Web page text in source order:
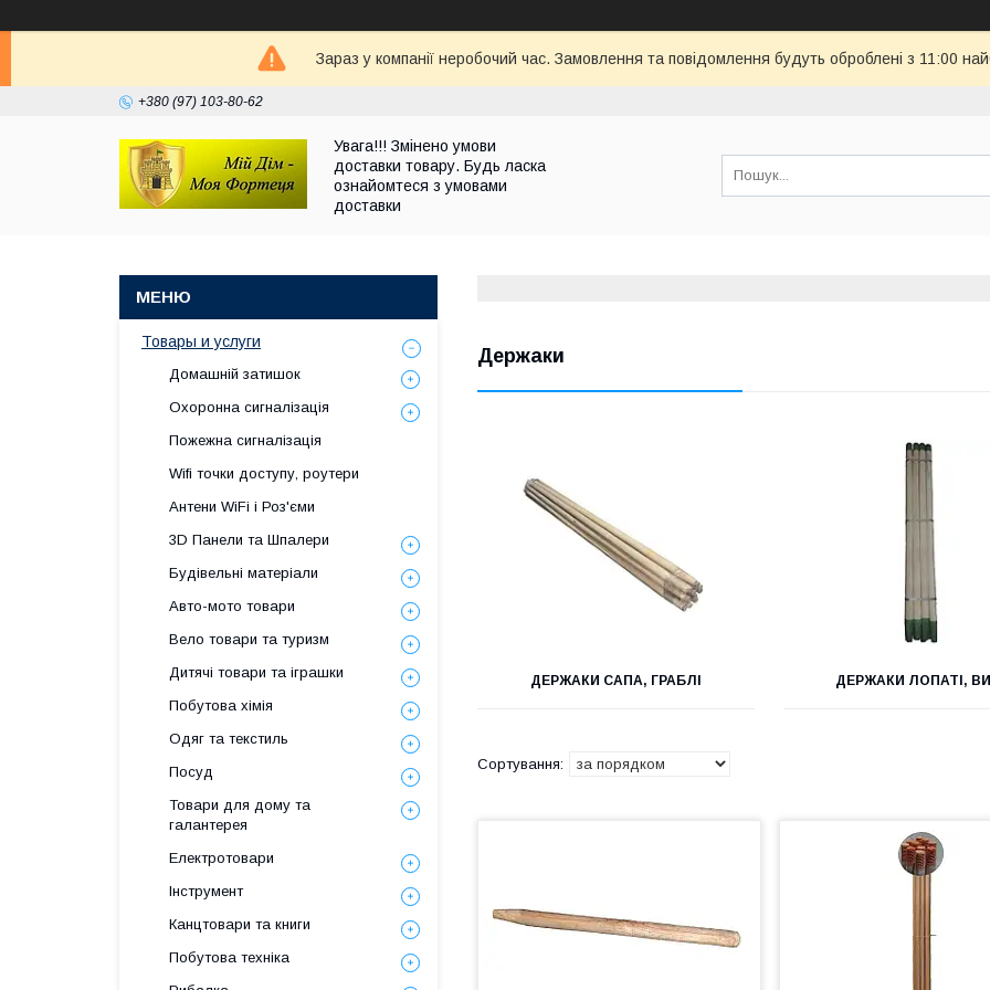
Зараз у компанії неробочий час. Замовлення та повідомлення будуть оброблені з 11:00
+380 (97) 103-80-62
Увага!!! Змінено умови
доставки товару. Будь ласка
ознайомтеся з умовами
доставки
Держаки
ДЕРЖАКИ САПА, ГРАБЛІ ДЕРЖАКИ ЛОПАТІ,
Товары и услуги
Домашній затишок
Охоронна сигналізація
Пожежна сигналізація
Wifi точки доступу, роутери
Антени WiFi і Роз'єми
3D Панели та Шпалери
Будівельні матеріали
Авто-мото товари
Вело товари та туризм
Дитячі товари та іграшки
Побутова хімія
Одяг та текстиль
Посуд
Товари для дому та
галантерея
Електротовари
Інструмент
Канцтовари та книги
Побутова техніка